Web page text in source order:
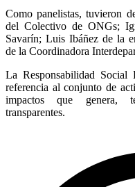
Como panelistas, tuvieron
del Colectivo de ONGs;
Savarín; Luis Ibáñez de la
de la Coordinadora
La Responsabilidad Social
referencia al conjunto de
impactos que genera,
transparentes.